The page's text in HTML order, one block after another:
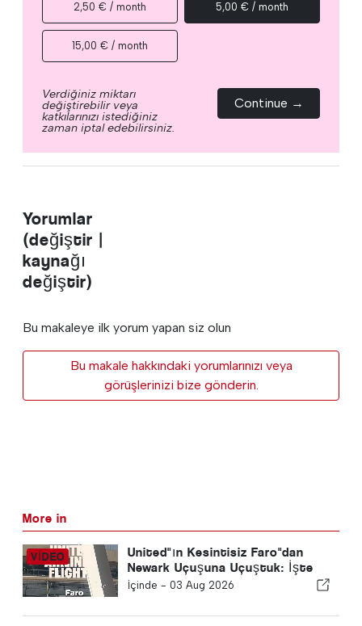
2,50 € / month 5,00 € / month
15,00 € / month
Verdiğiniz miktarı
değiştirebilir veya
katkılarınızı istediğiniz
zaman iptal edebilirsiniz.
Continue →
Yorumlar
(değiştir |
kaynağı
değiştir)
Bu makaleye ilk yorum yapan siz olun
Bu makale hakkındaki yorumlarınızı veya
görüşlerinizi bize gönderin.
More in
United"ın Kesintisiz Faro"dan
Newark Uçuşuna Uçuştuk: İşte
Ekonomi Gerçekten Nasıl Bir
İçinde - 03 Aug 2026